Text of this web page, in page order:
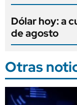
Dólar hoy: a
de agosto
Otras